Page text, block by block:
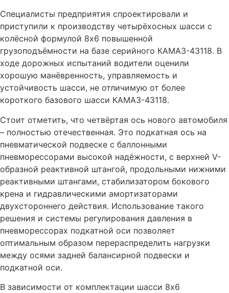
Специалисты предприятия спроектировали и
приступили к производству четырёхосных шасси с
колёсной формулой 8х6 повышенной
грузоподъёмности на базе серийного КАМАЗ-43118. В
ходе дорожных испытаний водители оценили
хорошую манёвренность, управляемость и
устойчивость шасси, не отличимую от более
короткого базового шасси КАМАЗ-43118.
Стоит отметить, что четвёртая ось нового автомобиля
– полностью отечественная. Это подкатная ось на
пневматической подвеске с баллонными
пневморессорами высокой надёжности, с верхней V-
образной реактивной штангой, продольными нижними
реактивными штангами, стабилизатором бокового
крена и гидравлическими амортизаторами
двухстороннего действия. Использование такого
решения и системы регулирования давления в
пневморессорах подкатной оси позволяет
оптимальным образом перераспределить нагрузки
между осями задней балансирной подвески и
подкатной оси.
В зависимости от комплектации шасси 8х6